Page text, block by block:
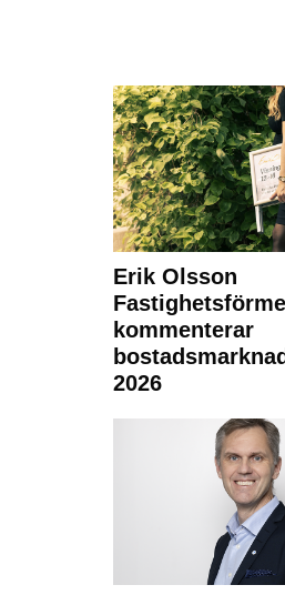
Erik Olsson
kommenterar
2026